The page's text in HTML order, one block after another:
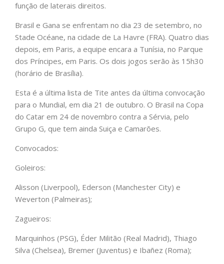
função de laterais direitos.
Brasil e Gana se enfrentam no dia 23 de setembro, no
Stade Océane, na cidade de La Havre (FRA). Quatro dias
depois, em Paris, a equipe encara a Tunísia, no Parque
dos Príncipes, em Paris. Os dois jogos serão às 15h30
(horário de Brasília).
Esta é a última lista de Tite antes da última convocação
para o Mundial, em dia 21 de outubro. O Brasil na Copa
do Catar em 24 de novembro contra a Sérvia, pelo
Grupo G, que tem ainda Suiça e Camarões.
Convocados:
Goleiros:
Alisson (Liverpool), Ederson (Manchester City) e
Weverton (Palmeiras);
Zagueiros:
Marquinhos (PSG), Éder Militão (Real Madrid), Thiago
Silva (Chelsea), Bremer (Juventus) e Ibañez (Roma);